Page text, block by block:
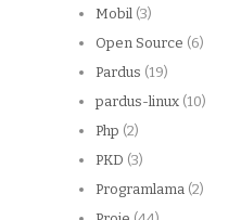
Mobil (3)
Open Source (6)
Pardus (19)
pardus-linux (10)
Php (2)
PKD (3)
Programlama (2)